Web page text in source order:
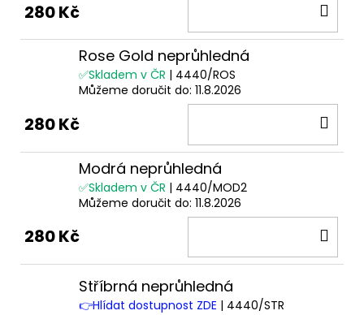
280 Kč
Rose Gold neprůhledná
✅Skladem v ČR | 4440/ROS
Můžeme doručit do: 11.8.2026
280 Kč
Modrá neprůhledná
✅Skladem v ČR | 4440/MOD2
Můžeme doručit do: 11.8.2026
280 Kč
Stříbrná neprůhledná
👉Hlídat dostupnost ZDE | 4440/STR